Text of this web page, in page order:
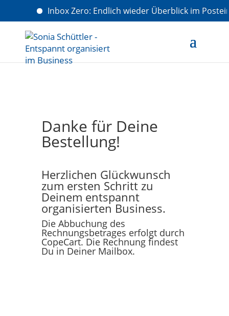
Inbox Zero: Endlich wieder Überblick im
Danke für Deine
Bestellung!
Herzlichen Glückwunsch
zum ersten Schritt zu
Deinem entspannt
organisierten Business.
Die Abbuchung des
Rechnungsbetrages erfolgt durch
CopeCart. Die Rechnung findest
Du in Deiner Mailbox.